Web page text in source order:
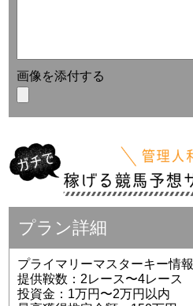
画像を添付する
プラン詳細
プライマリーマスターキー情報
提供鞍数：2レース〜4レース
投資金：1万円〜2万円以内